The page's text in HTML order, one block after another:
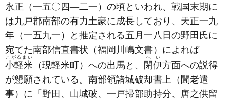
永正 （一五〇四―二一） の頃といわれ、戦国末期に
は九戸郡南部の有力土豪に成長しており、天正一九
年 （一五九一）
と推定される五月一八日の野田氏に
宛てた南部信直書状 （福岡川嶋文書） によれば
小軽米
こがるまい
（現軽米町） への出馬と、 閉伊
へい
方面への説得
が懇願されている。南部領諸城破却書上 （聞老遣
事） に「野田、山城破、一戸掃部助持分、唐之供留